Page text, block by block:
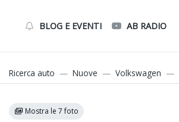
BLOG E EVENTI AB RADIO
Ricerca auto Nuove Volkswagen
Mostra le 7 foto